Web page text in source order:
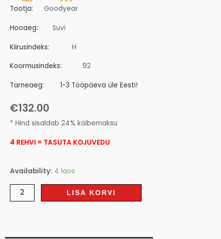
Tootja: Goodyear
Hooaeg: Suvi
Kiirusindeks: H
Koormusindeks: 92
Tarneaeg: 1-3 Tööpäeva üle Eesti!
€132.00
* Hind sisaldab 24% käibemaksu
4 REHVI = TASUTA KOJUVEDU
Availability: 4 laos
LISA KORVI